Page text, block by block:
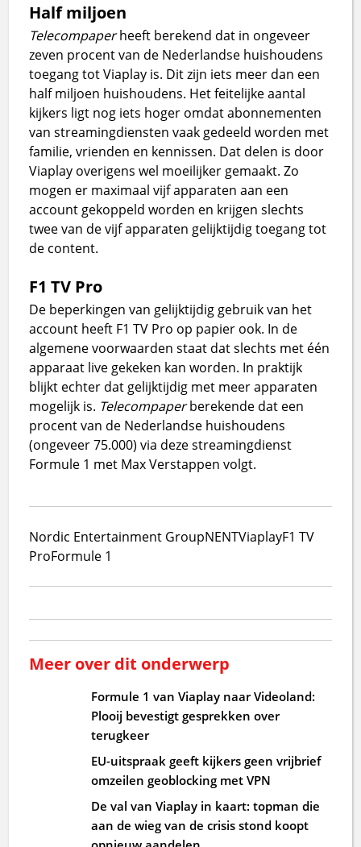
Half miljoen
Telecompaperheeft berekend dat in ongeveer
zeven procent van de Nederlandse huishoudens
toegang tot Viaplay is. Dit zijn iets meer dan een
half miljoen huishoudens. Het feitelijke aantal
kijkers ligt nog iets hoger omdat abonnementen
van streamingdiensten vaak gedeeld worden met
familie, vrienden en kennissen. Dat delen is door
Viaplay overigens wel moeilijker gemaakt. Zo
mogen er maximaal vijf apparaten aan een
account gekoppeld worden en krijgen slechts
twee van de vijf apparaten gelijktijdig toegang tot
de content.
F1 TV Pro
De beperkingen van gelijktijdig gebruik van het
account heeft F1 TV Pro op papier ook. In de
algemene voorwaarden staat dat slechts met één
apparaat live gekeken kan worden. In praktijk
blijkt echter dat gelijktijdig met meer apparaten
mogelijk is. Telecompaperberekende dat een
procent van de Nederlandse huishoudens
(ongeveer 75.000) via deze streamingdienst
Formule 1 met Max Verstappen volgt.
Nordic Entertainment GroupNENTViaplayF1 TV
ProFormule 1
Meer over dit onderwerp
Formule 1 van Viaplay naar Videoland:
Plooij bevestigt gesprekken over
terugkeer
EU-uitspraak geeft kijkers geen vrijbrief
omzeilen geoblocking met VPN
De val van Viaplay in kaart: topman die
aan de wieg van de crisis stond koopt